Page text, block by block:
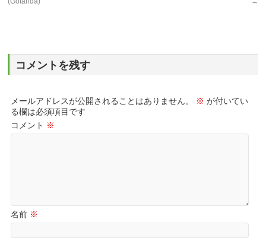
コメントを残す
メールアドレスが公開されることはありません。 ※ が付いてい
る欄は必須項目です
コメント ※
名前 ※